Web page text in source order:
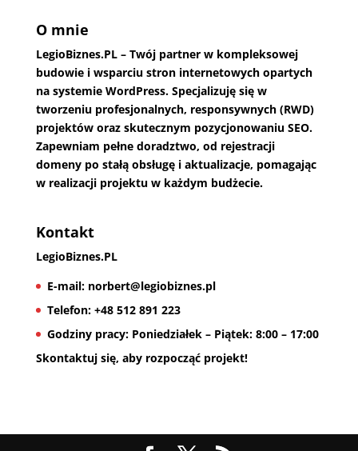
O mnie
LegioBiznes.PL– Twój partner w kompleksowej
budowie i wsparciu stron internetowych opartych
na systemie WordPress. Specjalizuję się w
tworzeniu profesjonalnych, responsywnych (RWD)
projektów oraz skutecznym pozycjonowaniu SEO.
Zapewniam pełne doradztwo, od rejestracji
domeny po stałą obsługę i aktualizacje, pomagając
w realizacji projektu w każdym budżecie.
Kontakt
LegioBiznes.PL
E-mail:norbert@legiobiznes.pl
Telefon:+48 512 891 223
Godziny pracy:Poniedziałek – Piątek: 8:00 – 17:00
Skontaktuj się, aby rozpocząć projekt!